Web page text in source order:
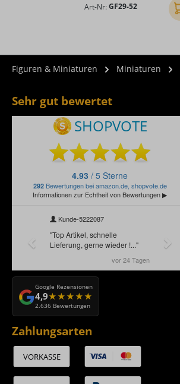
Art-Nr:GF29-52
Figuren & Miniaturen Miniaturen
Sehr gut bewertet
Google Rezensionen
4,9
2.636 Bewertungen
Zahlungsarten